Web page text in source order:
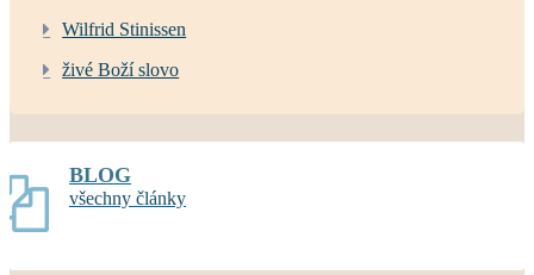
Wilfrid Stinissen
živé Boží slovo
BLOG
všechny články